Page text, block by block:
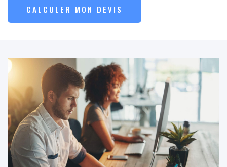
CALCULER MON DEVIS